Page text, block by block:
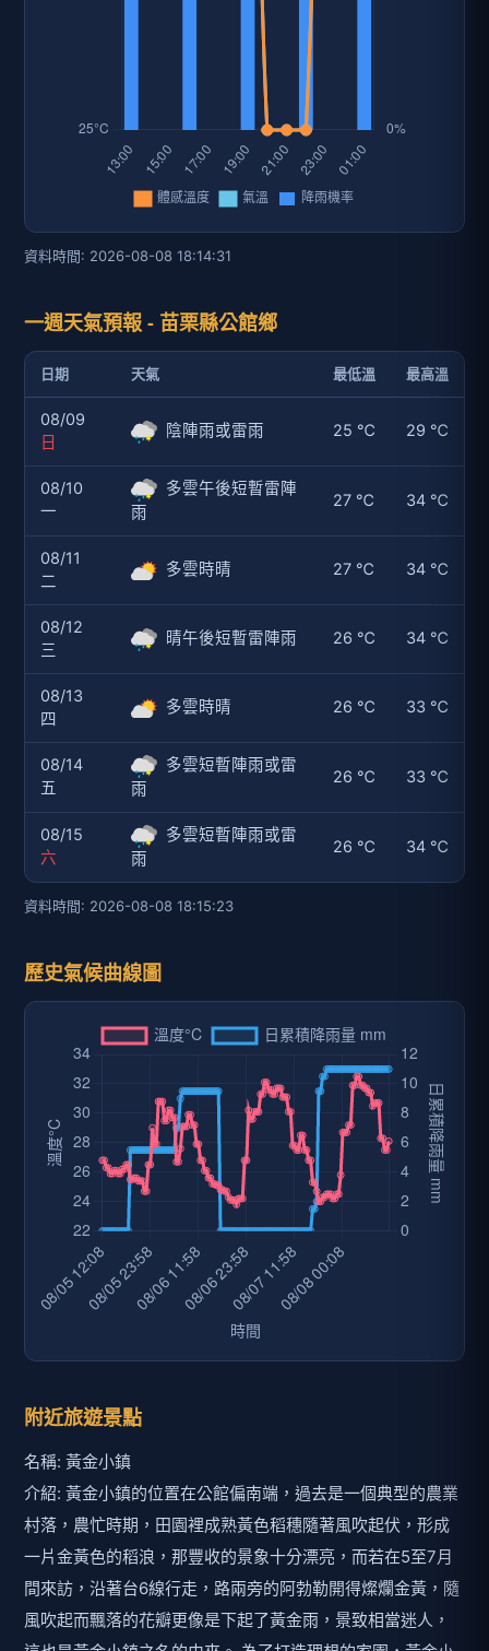
資料時間: 2026-08-08 18:14:31
一週天氣預報 - 苗栗縣公館鄉
日期 天氣 最低溫 最高溫
08/09
日
陰陣雨或雷雨 25 ℃ 29 ℃
08/10
一
多雲午後短暫雷陣
雨
27 ℃ 34 ℃
08/11
二
多雲時晴 27 ℃ 34 ℃
08/12
三
晴午後短暫雷陣雨 26 ℃ 34 ℃
08/13
四
多雲時晴 26 ℃ 33 ℃
08/14
五
多雲短暫陣雨或雷
雨
26 ℃ 33 ℃
08/15
六
多雲短暫陣雨或雷
雨
26 ℃ 34 ℃
資料時間: 2026-08-08 18:15:23
歷史氣候曲線圖
附近旅遊景點
名稱: 黃金小鎮
介紹: 黃金小鎮的位置在公館偏南端，過去是一個典型的農業
村落，農忙時期，田園裡成熟黃色稻穗隨著風吹起伏，形成
一片金黃色的稻浪，那豐收的景象十分漂亮，而若在5至7月
間來訪，沿著台6線行走，路兩旁的阿勃勒開得燦爛金黃，隨
風吹起而飄落的花瓣更像是下起了黃金雨，景致相當迷人，